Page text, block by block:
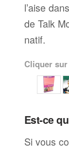
l’aise
de Talk
natif.
Cliquer
Est-ce
Si vous